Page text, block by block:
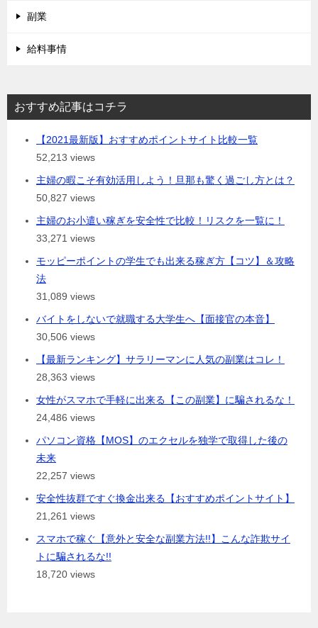
副業
給料事情
おすすめ記事はコチラ
【2021最新版】おすすめポイントサイト比較一覧
52,213 views
主婦の暇こそ有効活用しよう！旦那も驚く過ごし方とは？
50,827 views
主婦のお小遣い稼ぎを安全性で比較！リスクを一覧に！
33,271 views
モッピーポイントの学生でも出来る稼ぎ方【コツ】＆攻略
法
31,089 views
バイトをしないで就職する大学生へ【面接官の本音】
30,506 views
【最新ランキング】サラリーマンに人気の副業はコレ！
28,363 views
女性がスマホで手軽に出来る【この副業】に騙されるな！
24,486 views
パソコン資格【MOS】のエクセルを独学で取得した後の
未来
22,257 views
安全性抜群ですぐ換金出来る【おすすめポイントサイト】
21,261 views
スマホで稼ぐ【意外と安全な副業方法!!】こんな詐欺サイ
トに騙されるな!!
18,720 views